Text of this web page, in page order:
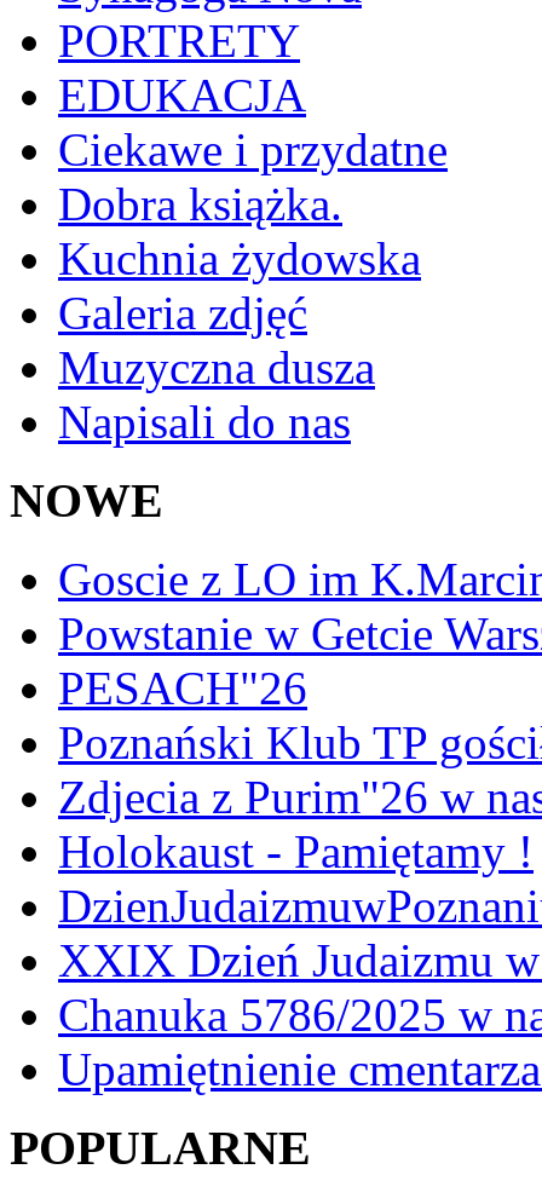
PORTRETY
EDUKACJA
Ciekawe i przydatne
Dobra książka.
Kuchnia żydowska
Galeria zdjęć
Muzyczna dusza
Napisali do nas
NOWE
Goscie z LO im
Powstanie w Getcie
PESACH"26
Poznański Klub TP
Zdjecia z Purim"26 w
Holokaust - Pamiętamy !
XXIX Dzień Judaizmu
Chanuka 5786/2025 w
Upamiętnienie
POPULARNE